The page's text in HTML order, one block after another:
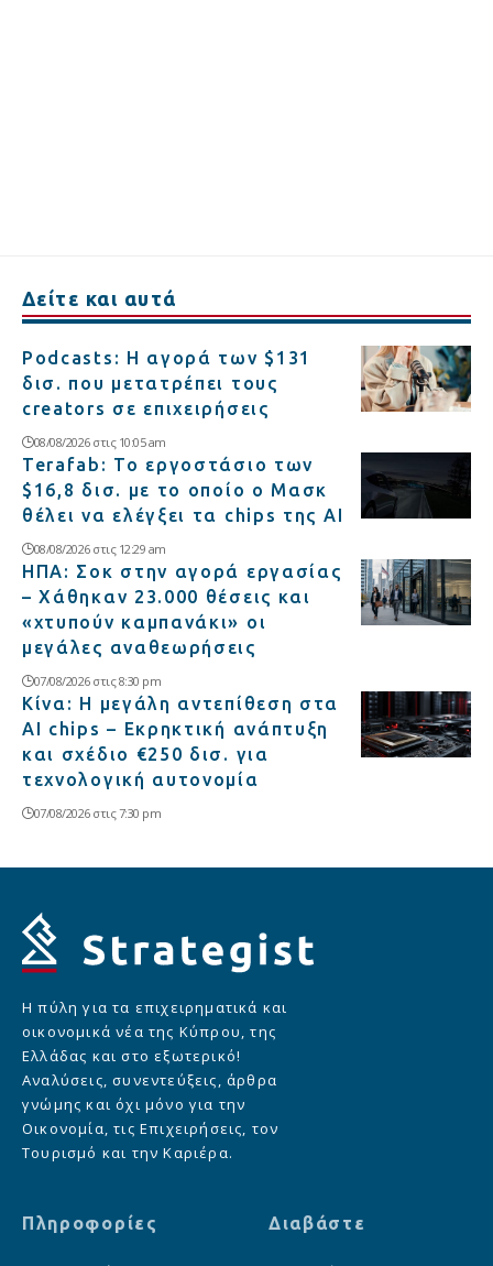
Δείτε και αυτά
Podcasts: Η αγορά των $131
δισ. που μετατρέπει τους
creators σε επιχειρήσεις
08/08/2026 στις 10:05 am
Terafab: Το εργοστάσιο των
$16,8 δισ. με το οποίο ο Μασκ
θέλει να ελέγξει τα chips της AI
08/08/2026 στις 12:29 am
ΗΠΑ: Σοκ στην αγορά εργασίας
– Χάθηκαν 23.000 θέσεις και
«χτυπούν καμπανάκι» οι
μεγάλες αναθεωρήσεις
07/08/2026 στις 8:30 pm
Κίνα: Η μεγάλη αντεπίθεση στα
AI chips – Εκρηκτική ανάπτυξη
και σχέδιο €250 δισ. για
τεχνολογική αυτονομία
07/08/2026 στις 7:30 pm
Η πύλη για τα επιχειρηματικά και
οικονομικά νέα της Κύπρου, της
Ελλάδας και στο εξωτερικό!
Αναλύσεις, συνεντεύξεις, άρθρα
γνώμης και όχι μόνο για την
Οικονομία, τις Επιχειρήσεις, τον
Τουρισμό και την Καριέρα.
Πληροφορίες Διαβάστε